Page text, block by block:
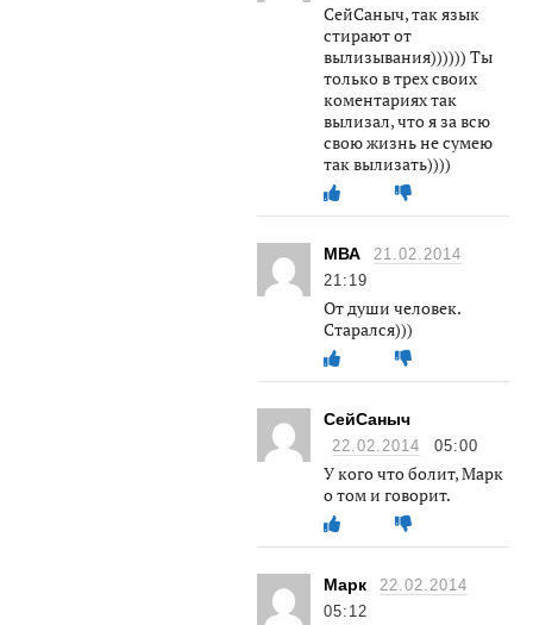
СейСаныч, так язык
стирают от
вылизывания)))))) Ты
только в трех своих
коментариях так
вылизал, что я за всю
свою жизнь не сумею
так вылизать))))
МВА
21.02.2014
21:19
От души человек.
Старался)))
СейСаныч
22.02.2014 05:00
У кого что болит, Марк
о том и говорит.
Марк
22.02.2014
05:12